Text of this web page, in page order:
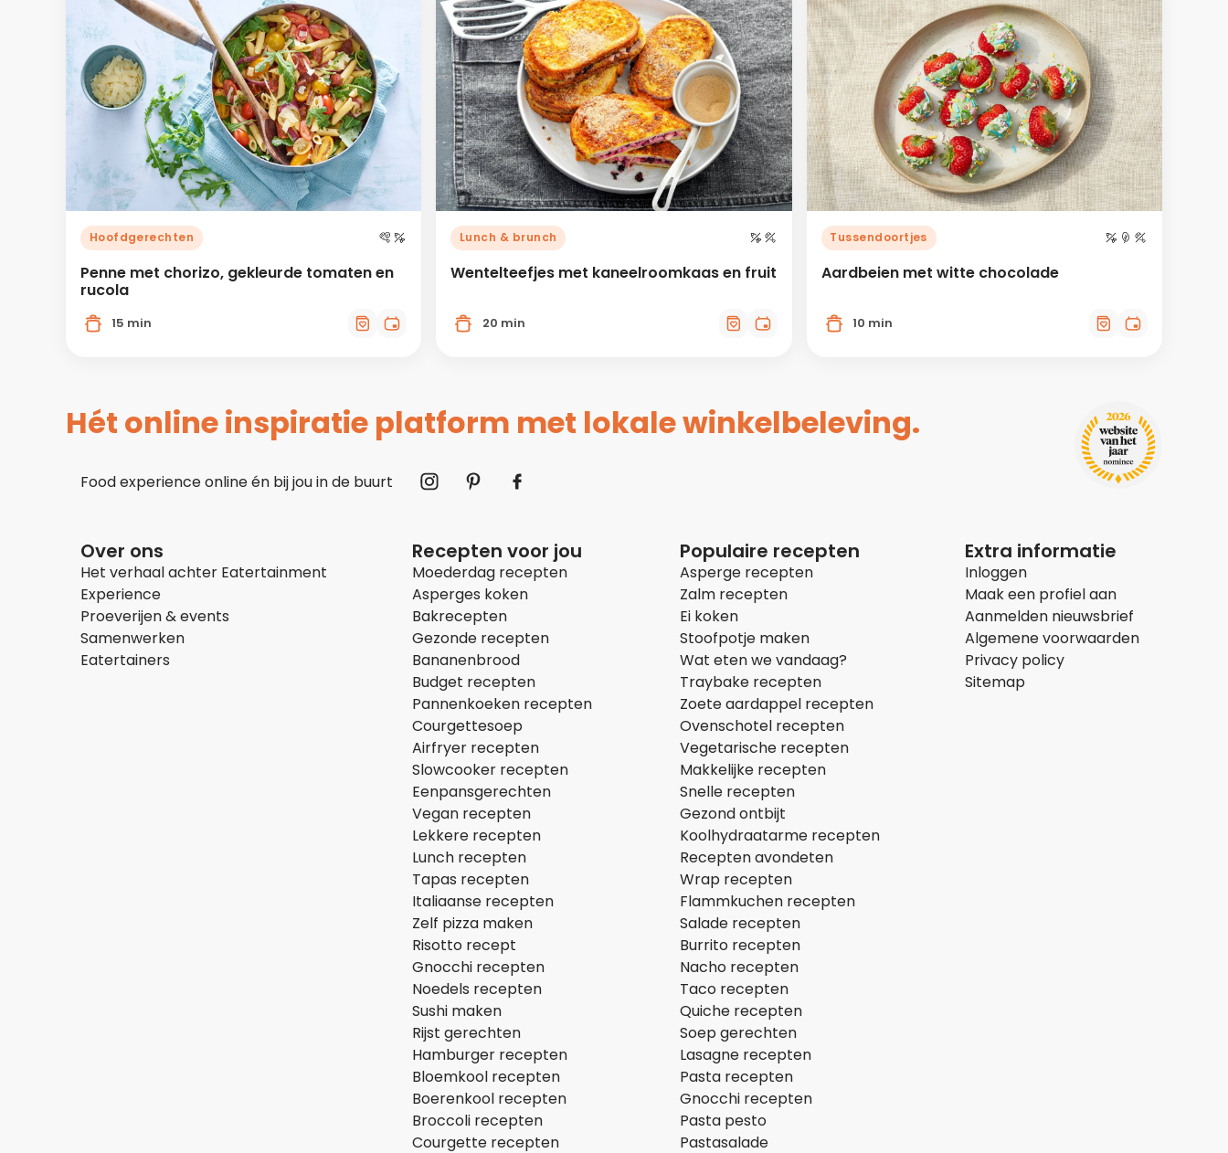
Hoofdgerechten
Penne met chorizo, gekleurde tomaten en
rucola
15 min
Lunch & brunch
Wentelteefjes met kaneelroomkaas en fruit
20 min
Tussendoortjes
Aardbeien met witte chocolade
10 min
Hét online inspiratie platform met lokale winkelbeleving.
Food experience online én bij jou in de buurt
Over ons
Het verhaal achter Eatertainment
Experience
Proeverijen & events
Samenwerken
Eatertainers
Recepten voor jou
Moederdag recepten
Asperges koken
Bakrecepten
Gezonde recepten
Bananenbrood
Budget recepten
Pannenkoeken recepten
Courgettesoep
Airfryer recepten
Slowcooker recepten
Eenpansgerechten
Vegan recepten
Lekkere recepten
Lunch recepten
Tapas recepten
Italiaanse recepten
Zelf pizza maken
Risotto recept
Gnocchi recepten
Noedels recepten
Sushi maken
Rijst gerechten
Hamburger recepten
Bloemkool recepten
Boerenkool recepten
Broccoli recepten
Courgette recepten
Populaire recepten
Asperge recepten
Zalm recepten
Ei koken
Stoofpotje maken
Wat eten we vandaag?
Traybake recepten
Zoete aardappel recepten
Ovenschotel recepten
Vegetarische recepten
Makkelijke recepten
Snelle recepten
Gezond ontbijt
Koolhydraatarme recepten
Recepten avondeten
Wrap recepten
Flammkuchen recepten
Salade recepten
Burrito recepten
Nacho recepten
Taco recepten
Quiche recepten
Soep gerechten
Lasagne recepten
Pasta recepten
Gnocchi recepten
Pasta pesto
Pastasalade
Extra informatie
Inloggen
Maak een profiel aan
Aanmelden nieuwsbrief
Algemene voorwaarden
Privacy policy
Sitemap